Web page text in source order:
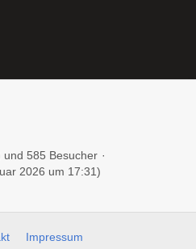
und 585 Besucher
2026 um 17:31)
Impressum